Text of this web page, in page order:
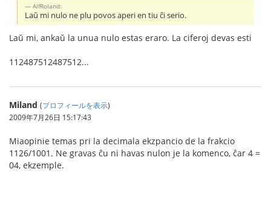
AlfRoland:
Laŭ mi nulo ne plu povos aperi en tiu ĉi serio.
Laŭ mi, ankaŭ la unua nulo estas eraro. La ciferoj devas esti
112487512487512...
Miland (プロフィールを表示)
2009年7月26日 15:17:43
Miaopinie temas pri la decimala ekzpancio de la frakcio
1126/1001. Ne gravas ĉu ni havas nulon je la komenco, ĉar 4 =
04, ekzemple.